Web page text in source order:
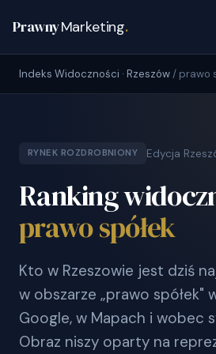
PrawnyMarketing.
Indeks Widoczności · Rzeszów / prawo
RYNEK ROZDROBNIONY Edycja
Ranking
prawo spółek
Kto w Rzeszowie jest dziś
w obszarze „prawo spółek"
Google, w Mapach i wobec
Obraz niszy oparty na